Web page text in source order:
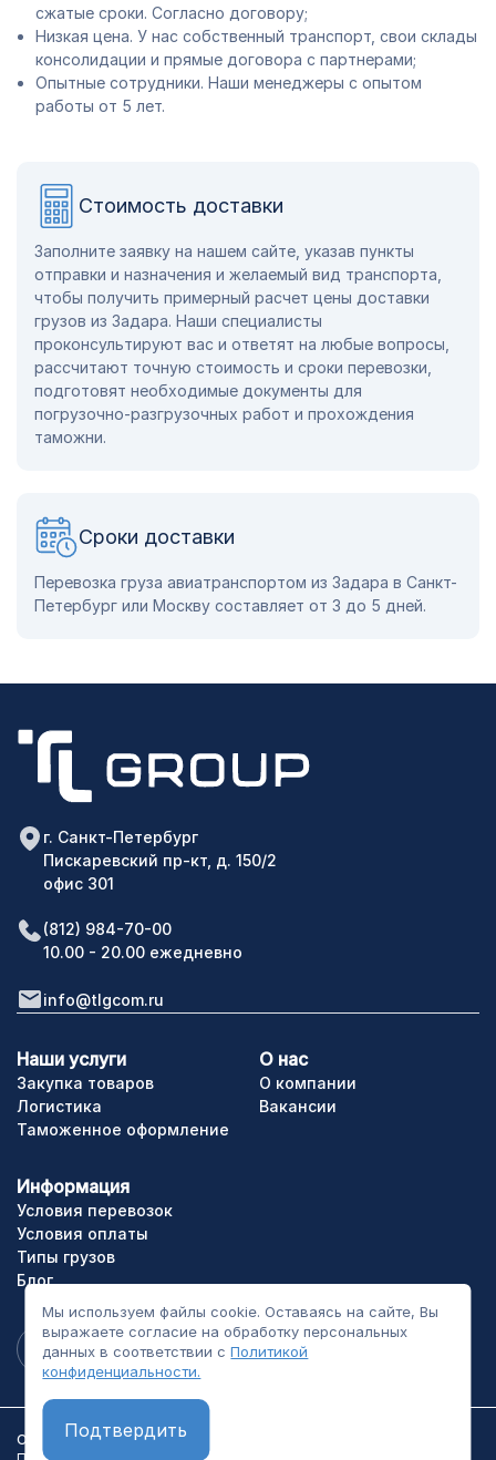
сжатые сроки. Согласно договору;
Низкая цена. У нас собственный транспорт, свои склады
консолидации и прямые договора с партнерами;
Опытные сотрудники. Наши менеджеры с опытом
работы от 5 лет.
Стоимость доставки
Заполните заявку на нашем сайте, указав пункты
отправки и назначения и желаемый вид транспорта,
чтобы получить примерный расчет цены доставки
грузов из Задара. Наши специалисты
проконсультируют вас и ответят на любые вопросы,
рассчитают точную стоимость и сроки перевозки,
подготовят необходимые документы для
погрузочно-разгрузочных работ и прохождения
таможни.
Сроки доставки
Перевозка груза авиатранспортом из Задара в Санкт-
Петербург или Москву составляет от 3 до 5 дней.
Мы используем файлы cookie. Оставаясь на сайте, Вы
выражаете согласие на обработку персональных
данных в соответствии сПолитикой
конфиденциальности.
Подтвердить
г. Санкт-Петербург
Пискаревский пр-кт, д. 150/2
офис 301
(812) 984-70-00
10.00 - 20.00 ежедневно
info@tlgcom.ru
Закупка товаров
Наши услуги
Логистика
Таможенное оформление
О нас
О компании
Вакансии
Информация
Условия перевозок
Условия оплаты
Типы грузов
Блог
ООО «ТЛГрупп». Все права сайта защищены.